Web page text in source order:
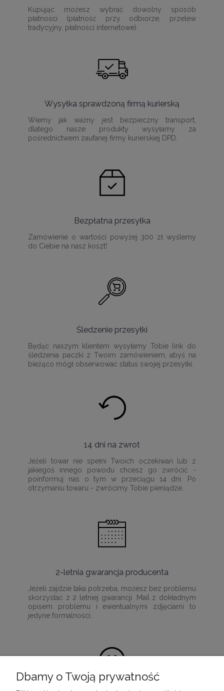
Kupując możesz wybrać dowolny sposób
płatności (płatność przy odbiorze, przelew
tradycyjny, płatności internetowe).
Wysyłka sprawdzoną firmą kurierską
Wiemy jak ważny jest bezpieczny transport,
dlatego nasze produkty wysyłamy za
pośrednictwem zaufanej firmy kurierskiej DPD.
Bezpłatna przesyłka
Zamówienie o wartości powyżej 300 zł wyślemy
do Ciebie na nasz koszt!
Śledzenie przesyłki
Będąc naszym klientem wysyłamy Tobie link do
śledzenia paczki z Twoim zamówieniem, abyś na
bieżąco mógł obserwować status swojej przesyłki.
14 dni na zwrot
Jeżeli towar nie spełni Twoich oczekiwań lub z
jakiegoś innego powodu chcesz go zwrócić -
poinformuj nas o tym w przeciągu 14 dni. Po
otrzymaniu towaru - zwrócimy Tobie pieniądze.
2-letnia gwarancja producenta
Jeżeli zajdzie taka potrzeba, możesz bez problemu
skorzystać z 2 letniej gwarancji. Mail z dokładnym
opisem problemu i ewentualnymi zdjęciami to
jedyne formalności.
Dbamy o Twoją prywatność